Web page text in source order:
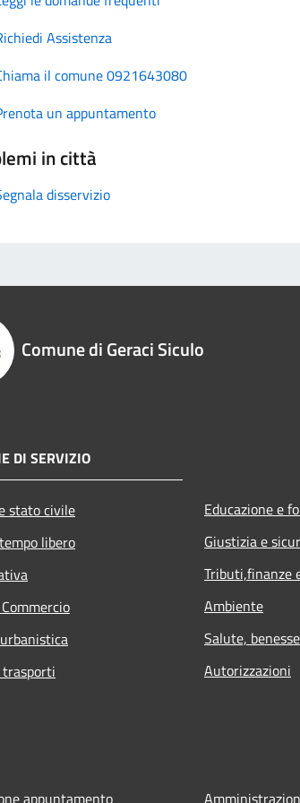
Assistenza
il comune 0921643080
un appuntamento
in città
disservizio
Comune di Geraci Siculo
DI SERVIZIO
stato civile
libero
Educazione e
Giustizia e
Tributi,finanze
Ambiente
Salute,
Autorizzazioni
appuntamento